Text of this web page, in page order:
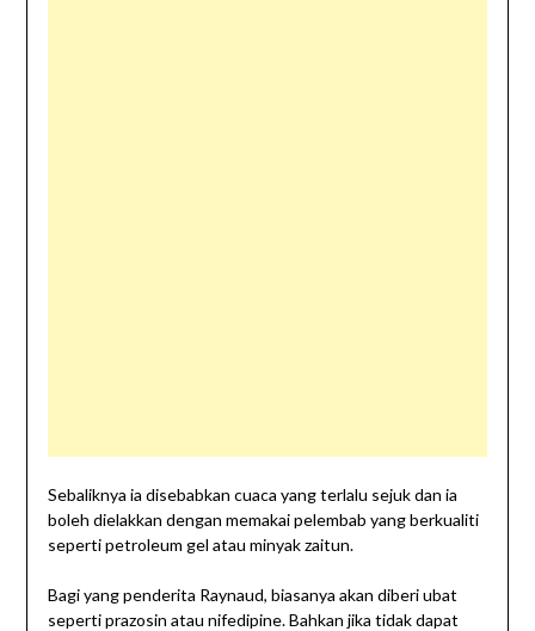
Sebaliknya ia disebabkan cuaca yang terlalu sejuk dan ia
boleh dielakkan dengan memakai pelembab yang berkualiti
seperti petroleum gel atau minyak zaitun.
Bagi yang penderita Raynaud, biasanya akan diberi ubat
seperti prazosin atau nifedipine. Bahkan jika tidak dapat